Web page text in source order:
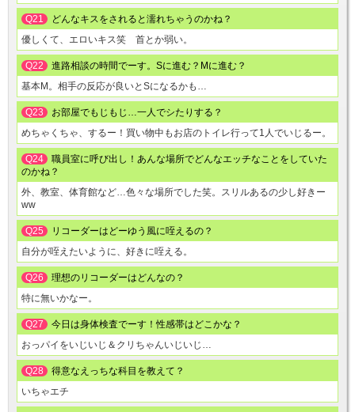
Q21
どんなキスをされると濡れちゃうのかね？
優しくて、エロいキス笑 首とか弱い。
Q22
進路相談の時間でーす。Sに進む？Mに進む？
基本M。相手の反応が良いとSになるかも…
Q23
お部屋でもじもじ…一人でシたりする？
めちゃくちゃ、するー！買い物中もお店のトイレ行って1人でいじるー。
Q24
職員室に呼び出し！あんな場所でどんなエッチなことをしていた
のかね？
外、教室、体育館など…色々な場所でした笑。スリルあるの少し好きー
ww
Q25
リコーダーはどーゆう風に咥えるの？
自分が咥えたいように、好きに咥える。
Q26
理想のリコーダーはどんなの？
特に無いかなー。
Q27
今日は身体検査でーす！性感帯はどこかな？
おっパイをいじいじ＆クリちゃんいじいじ…
Q28
得意なえっちな科目を教えて？
いちゃエチ